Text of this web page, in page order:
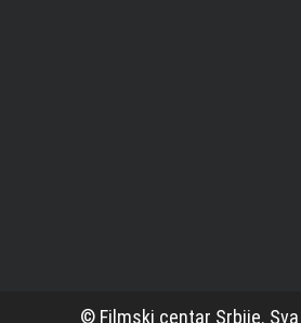
© Filmski centar Srbije.